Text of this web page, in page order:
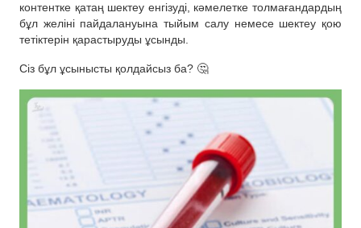
контентке қатаң шектеу енгізуді, кәмелетке толмағандардың
бұл желіні пайдалануына тыйым салу немесе шектеу қою
тетіктерін қарастыруды ұсынды.
Сіз бұл ұсынысты қолдайсыз ба? 🤔